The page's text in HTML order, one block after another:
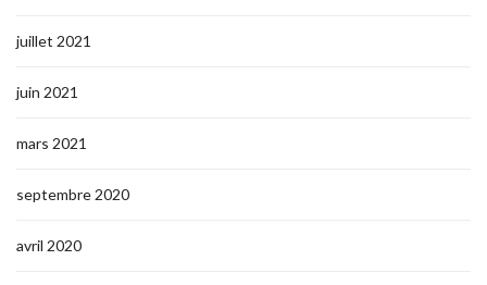
juillet 2021
juin 2021
mars 2021
septembre 2020
avril 2020